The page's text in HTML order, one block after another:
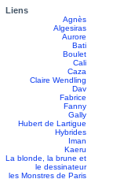
Liens
Agnès
Algesiras
Aurore
Bati
Boulet
Cali
Caza
Claire Wendling
Dav
Fabrice
Fanny
Gally
Hubert de Lartigue
Hybrides
Iman
Kaeru
La blonde, la brune et
le dessinateur
les Monstres de Paris